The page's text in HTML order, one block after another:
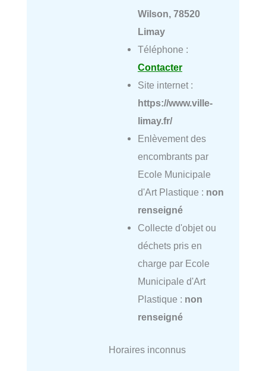
Wilson, 78520
Limay
Téléphone :
Contacter
Site internet :
https://www.ville-
limay.fr/
Enlèvement des
encombrants par
Ecole Municipale
d'Art Plastique : non
renseigné
Collecte d'objet ou
déchets pris en
charge par Ecole
Municipale d'Art
Plastique : non
renseigné
Horaires inconnus